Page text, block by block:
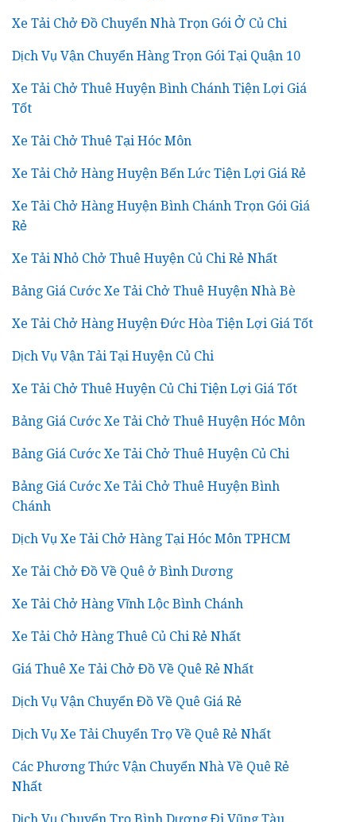
Xe Tải Chở Đồ Chuyển Nhà Trọn Gói Ở Củ Chi
Dịch Vụ Vận Chuyển Hàng Trọn Gói Tại Quận 10
Xe Tải Chở Thuê Huyện Bình Chánh Tiện Lợi Giá
Tốt
Xe Tải Chở Thuê Tại Hóc Môn
Xe Tải Chở Hàng Huyện Bến Lức Tiện Lợi Giá Rẻ
Xe Tải Chở Hàng Huyện Bình Chánh Trọn Gói Giá
Rẻ
Xe Tải Nhỏ Chở Thuê Huyện Củ Chi Rẻ Nhất
Bảng Giá Cước Xe Tải Chở Thuê Huyện Nhà Bè
Xe Tải Chở Hàng Huyện Đức Hòa Tiện Lợi Giá Tốt
Dịch Vụ Vận Tải Tại Huyện Củ Chi
Xe Tải Chở Thuê Huyện Củ Chi Tiện Lợi Giá Tốt
Bảng Giá Cước Xe Tải Chở Thuê Huyện Hóc Môn
Bảng Giá Cước Xe Tải Chở Thuê Huyện Củ Chi
Bảng Giá Cước Xe Tải Chở Thuê Huyện Bình
Chánh
Dịch Vụ Xe Tải Chở Hàng Tại Hóc Môn TPHCM
Xe Tải Chở Đồ Về Quê ở Bình Dương
Xe Tải Chở Hàng Vĩnh Lộc Bình Chánh
Xe Tải Chở Hàng Thuê Củ Chi Rẻ Nhất
Giá Thuê Xe Tải Chở Đồ Về Quê Rẻ Nhất
Dịch Vụ Vận Chuyển Đồ Về Quê Giá Rẻ
Dịch Vụ Xe Tải Chuyển Trọ Về Quê Rẻ Nhất
Các Phương Thức Vận Chuyển Nhà Về Quê Rẻ
Nhất